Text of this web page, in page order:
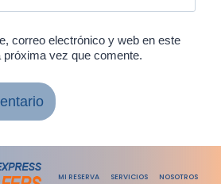
correo electrónico y web en este
próxima vez que comente.
MI RESERVA SERVICIOS NOSOTROS